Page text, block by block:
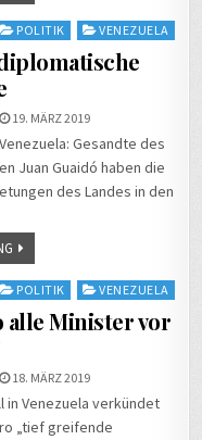
POLITIK VENEZUELA
19. MÄRZ 2019
Gesandte des
Juan Guaidó haben die
des Landes in den
POLITIK VENEZUELA
alle Minister vor
18. MÄRZ 2019
in Venezuela verkündet
„tief greifende